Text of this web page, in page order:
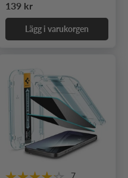
Ordinarie pris
139 kr
Lägg i varukorgen
7